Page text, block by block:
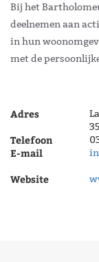
Bij het
deelnemen aan
in hun
met de
Adres
Telefoon
E-mail
Website